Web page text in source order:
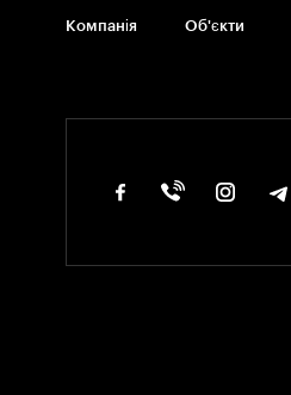
Компанія Об'єкти